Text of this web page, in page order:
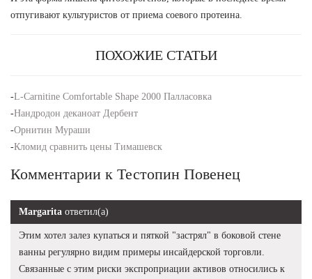
отпугивают культуристов от приема соевого протеина.
ПОХОЖИЕ СТАТЬИ
-L-Carnitine Comfortable Shape 2000 Палласовка
-Нандродон деканоат Дербент
-Орнитин Мураши
-Кломид сравнить цены Тимашевск
Комментарии к Тестопин Повенец
Margarita ответил(а)
Этим хотел залез купаться и пяткой "застрял" в боковой стене
ванны регулярно видим примеры инсайдерской торговли.
Связанные с этим риски экспроприации активов относились к